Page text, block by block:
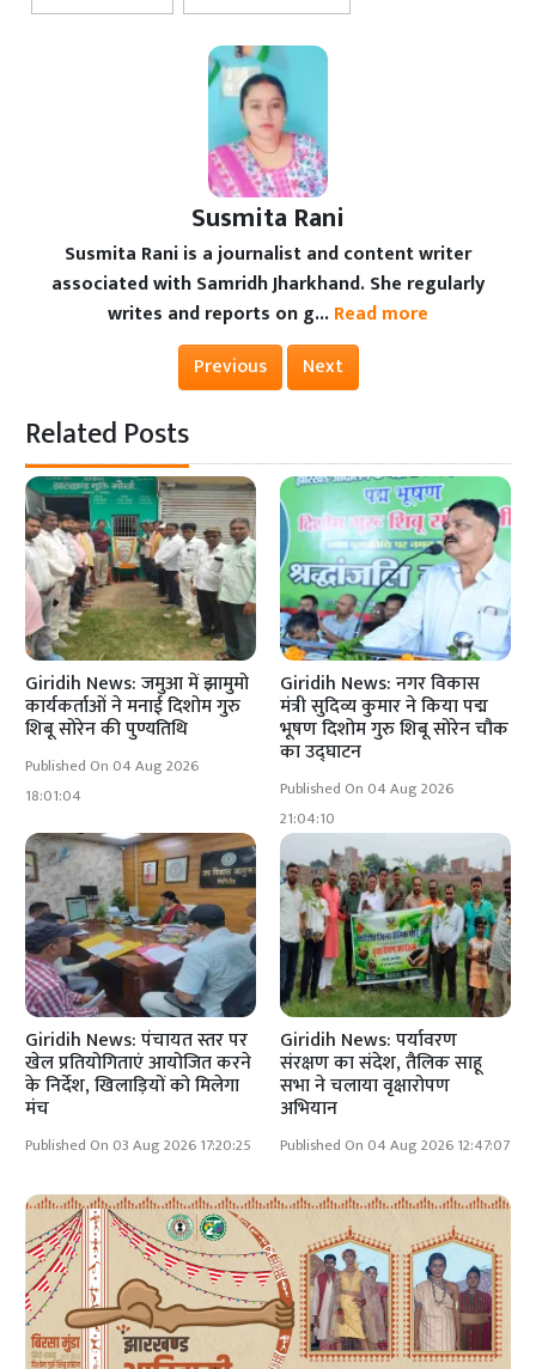
Susmita Rani
Susmita Rani is a journalist and content writer
associated with Samridh Jharkhand. She regularly
writes and reports on g...Read more
Previous
Next
Related Posts
Giridih News: जमुआ में झामुमो
कार्यकर्ताओं ने मनाई दिशोम गुरु
शिबू सोरेन की पुण्यतिथि
Published On 04 Aug 2026
18:01:04
Giridih News: नगर विकास
मंत्री सुदिव्य कुमार ने किया पद्म
भूषण दिशोम गुरु शिबू सोरेन चौक
का उद्घाटन
Published On 04 Aug 2026
21:04:10
Giridih News: पंचायत स्तर पर
खेल प्रतियोगिताएं आयोजित करने
के निर्देश, खिलाड़ियों को मिलेगा
मंच
Published On 03 Aug 2026 17:20:25
Giridih News: पर्यावरण
संरक्षण का संदेश, तैलिक साहू
सभा ने चलाया वृक्षारोपण
अभियान
Published On 04 Aug 2026 12:47:07